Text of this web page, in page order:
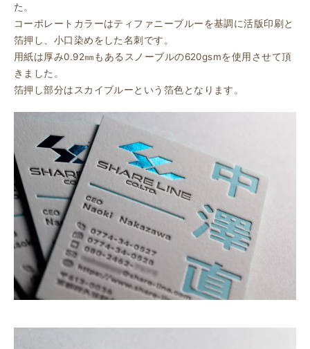
た。
コーポレートカラーはティファニーブルーを基調に活版印刷と
箔押し、小口染めをした名刺です。
用紙は厚み0.92㎜もあるスノーブルの620gsmを使用させて頂
きました。
箔押し部分はスカイブルーという箔色となります。